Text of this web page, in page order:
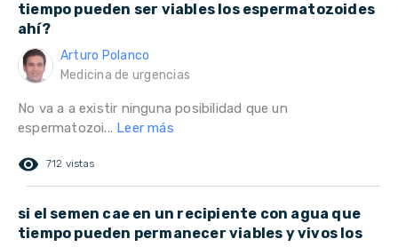
tiempo pueden ser viables los espermatozoides
ahí?
Arturo Polanco
Medicina de urgencias
No va a a existir ninguna posibilidad que un
espermatozoi... Leer más
remove_red_eye 712 vistas
si el semen cae en un recipiente con agua que
tiempo pueden permanecer viables y vivos los